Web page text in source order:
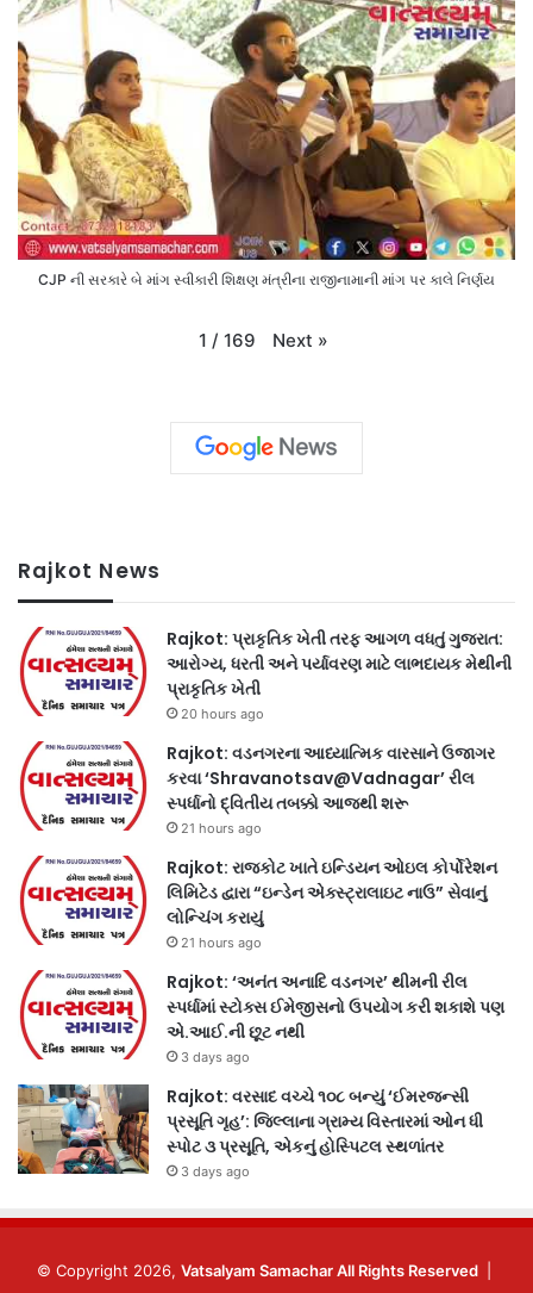
CJP ની સરકારે બે માંગ સ્વીકારી શિક્ષણ મંત્રીના રાજીનામાની માંગ પર કાલે નિર્ણય
1 / 169 Next »
Rajkot News
Rajkot: પ્રાકૃતિક ખેતી તરફ આગળ વધતું ગુજરાત:
આરોગ્ય, ધરતી અને પર્યાવરણ માટે લાભદાયક મેથીની
પ્રાકૃતિક ખેતી
20 hours ago
Rajkot: વડનગરના આધ્યાત્મિક વારસાને ઉજાગર
કરવા ‘Shravanotsav@Vadnagar’ રીલ
સ્પર્ધાનો દ્વિતીય તબક્કો આજથી શરૂ
21 hours ago
Rajkot: રાજકોટ ખાતે ઇન્ડિયન ઓઇલ કોર્પોરેશન
લિમિટેડ દ્વારા “ઇન્ડેન એક્સ્ટ્રાલાઇટ નાઉ” સેવાનું
લોન્ચિંગ કરાયું
21 hours ago
Rajkot: ‘અનંત અનાદિ વડનગર’ થીમની રીલ
સ્પર્ધામાં સ્ટોક્સ ઈમેજીસનો ઉપયોગ કરી શકાશે પણ
એ.આઈ.ની છૂટ નથી
3 days ago
Rajkot: વરસાદ વચ્ચે ૧૦૮ બન્યું ‘ઈમરજન્સી
પ્રસૂતિ ગૃહ’: જિલ્લાના ગ્રામ્ય વિસ્તારમાં ઓન ધી
સ્પોટ ૩ પ્રસૂતિ, એકનું હોસ્પિટલ સ્થળાંતર
3 days ago
© Copyright 2026, Vatsalyam Samachar All Rights Reserved